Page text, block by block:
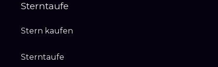
Sterntaufe
Stern kaufen
Sterntaufe